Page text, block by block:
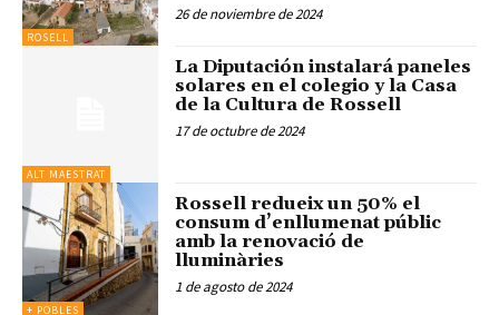
ROSELL
26 de noviembre de 2024
ALT MAESTRAT
La Diputación instalará paneles
solares en el colegio y la Casa
de la Cultura de Rossell
17 de octubre de 2024
+ POBLES
Rossell redueix un 50% el
consum d’enllumenat públic
amb la renovació de
lluminàries
1 de agosto de 2024